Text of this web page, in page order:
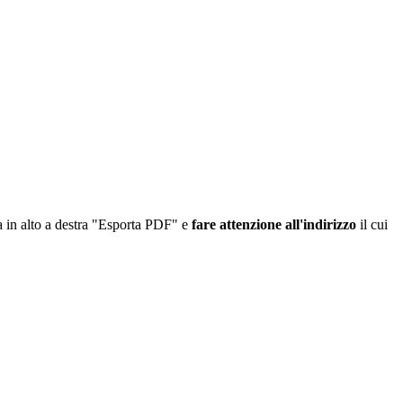
alto a destra "Esporta PDF" e fare attenzione all'indirizzo il cui